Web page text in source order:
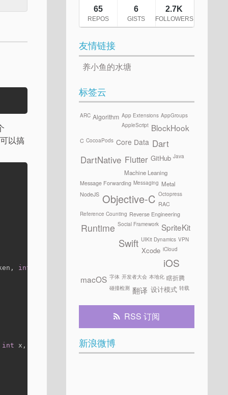
以搞
int
int x,
友情链接
养小鱼的水塘
标签云
ARC Algorithm App Extensions AppGroups
AppleScript BlockHook
C CocoaPods Core Data Dart
DartNative Flutter GitHub Java
Machine Leaning
Message Forwarding Messaging Metal
NodeJS Objective-C Octopress
RAC
Reference Counting Reverse Engineering
Runtime Social Framework SpriteKit
Swift UIKit Dynamics VPN
Xcode iCloud
iOS
macOS 字体 开发者大会 本地化 瞎折腾
碰撞检测 翻译 设计模式 转载
RSS 订阅
新浪微博